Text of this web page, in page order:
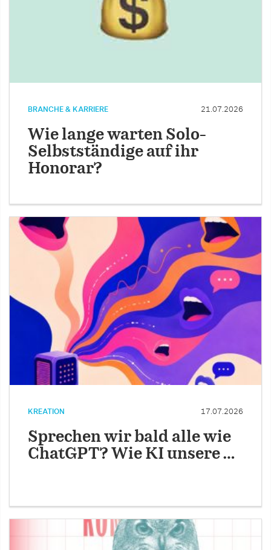
BRANCHE & KARRIERE 21.07.2026
Wie lange warten Solo-
Selbstständige auf ihr
Honorar?
KREATION 17.07.2026
Sprechen wir bald alle wie
ChatGPT? Wie KI unsere …